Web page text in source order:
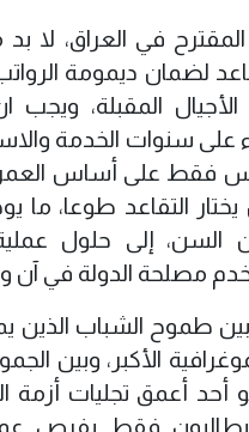
في العراق، لا
لضمان ديمومة
المقبلة، ويجب
على سنوات الخدمة
فقط على أساس
التقاعد طوعا، ما
السن، إلى حلول عملية
مصلحة الدولة في آن
بين طموح الشباب الذين
الأكبر، وبين
أحد أعمق تجليات أزمة
يطالبون فقط بفرص